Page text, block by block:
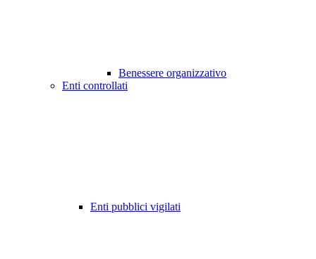
Benessere organizzativo
Enti controllati
Enti pubblici vigilati